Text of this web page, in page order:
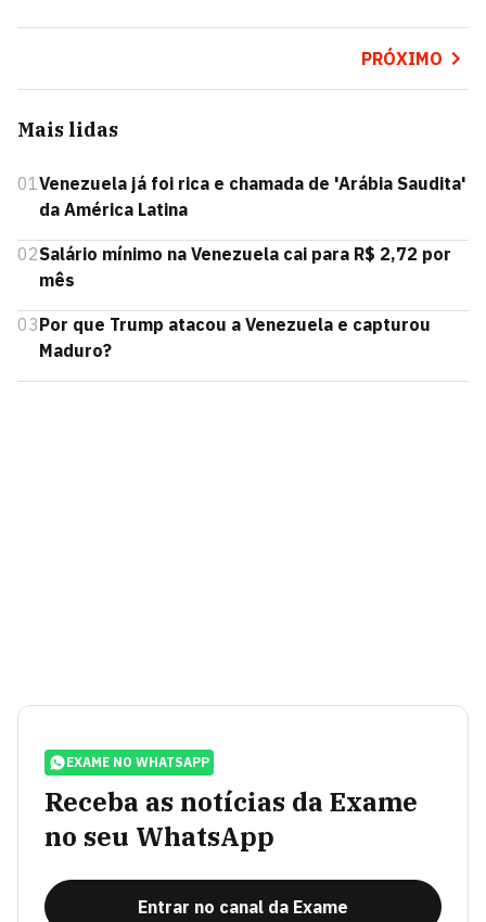
PRÓXIMO
Mais lidas
01Venezuela já foi rica e chamada de 'Arábia Saudita'
da América Latina
02Salário mínimo na Venezuela cai para R$ 2,72 por
mês
03Por que Trump atacou a Venezuela e capturou
Maduro?
EXAME NO WHATSAPP
Receba as notícias da Exame
no seu WhatsApp
Entrar no canal da Exame